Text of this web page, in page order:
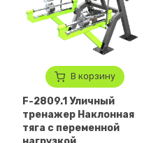
В корзину
F-2809.1 Уличный
тренажер Наклонная
тяга с переменной